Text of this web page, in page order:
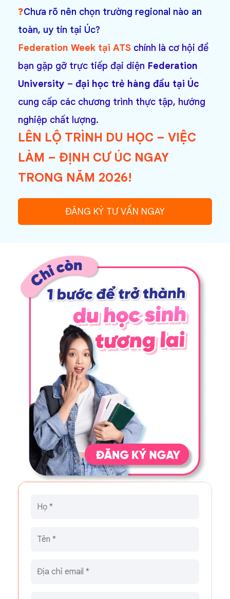
❓Chưa rõ nên chọn trường regional nào an
toàn, uy tín tại Úc?
Federation Week tại ATS chính là cơ hội để
bạn gặp gỡ trực tiếp đại diện Federation
University – đại học trẻ hàng đầu tại Úc
cung cấp các chương trình thực tập, hướng
nghiệp chất lượng.
LÊN LỘ TRÌNH DU HỌC – VIỆC
LÀM – ĐỊNH CƯ ÚC NGAY
TRONG NĂM 2026!
ĐĂNG KÝ TƯ VẤN NGAY